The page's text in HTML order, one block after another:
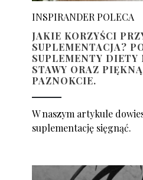
INSPIRANDER POLECA
JAKIE KORZYŚCI
SUPLEMENTACJA?
SUPLEMENTY DIETY
STAWY ORAZ
PAZNOKCIE.
W naszym artykule
suplementację sięgnąć.